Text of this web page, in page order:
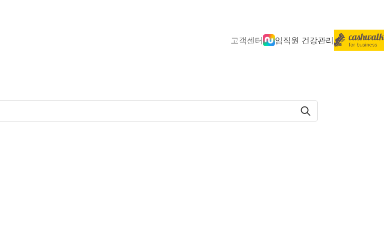
고객센터 임직원 건강관리